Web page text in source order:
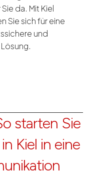
da. Mit Kiel
Sie sich für eine
und
starten Sie
Kiel in eine